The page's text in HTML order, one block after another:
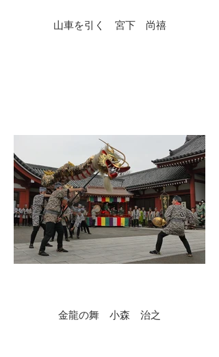
山車を引く 宮下 尚禧
金龍の舞 小森 治之